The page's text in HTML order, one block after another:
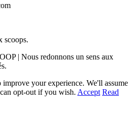
scoops.
| Nous redonnons un sens aux
your experience. We'll assume
opt-out if you wish. Accept Read